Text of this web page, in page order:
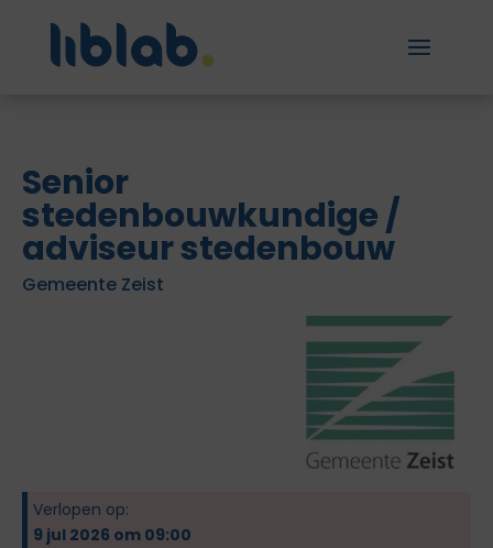
Senior
stedenbouwkundige /
adviseur stedenbouw
Gemeente Zeist
Verlopen op:
9 jul 2026 om 09:00